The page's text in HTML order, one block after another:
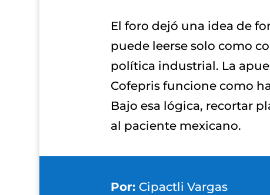
El foro dejó una idea de
puede leerse solo como
política industrial. La
Cofepris funcione como
Bajo esa lógica, recortar
al paciente mexicano.
Por: Cipactli Vargas